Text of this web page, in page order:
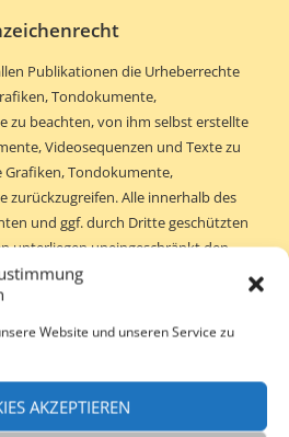
Website und unseren Service zu
AKZEPTIEREN
Publikationen die Urheberrechte
Tondokumente,
zu beachten, von ihm selbst erstellte
Videosequenzen und Texte zu
Grafiken, Tondokumente,
zurückzugreifen. Alle innerhalb des
und ggf. durch Dritte geschützten
unterliegen uneingeschränkt den
gültigen Kennzeichenrechts und den
eingetragenen Eigentümer. Allein
ist nicht der Schluss zu ziehen,
Rechte Dritter geschützt sind!
der Seiten. Eine Vervielfältigung